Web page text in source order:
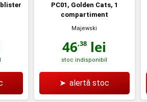
PC01, Golden Cats, 1
compartiment
Majewski
46,38 lei
stoc indisponibil
➤ alertă stoc